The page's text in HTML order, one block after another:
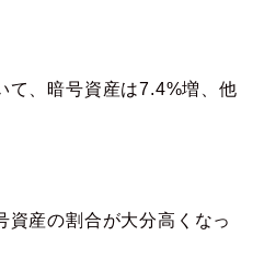
て、暗号資産は7.4%増、他
資産の割合が大分高くなっ